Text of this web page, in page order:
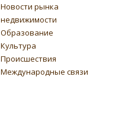
Новости рынка
недвижимости
Образование
Культура
Происшествия
Международные связи